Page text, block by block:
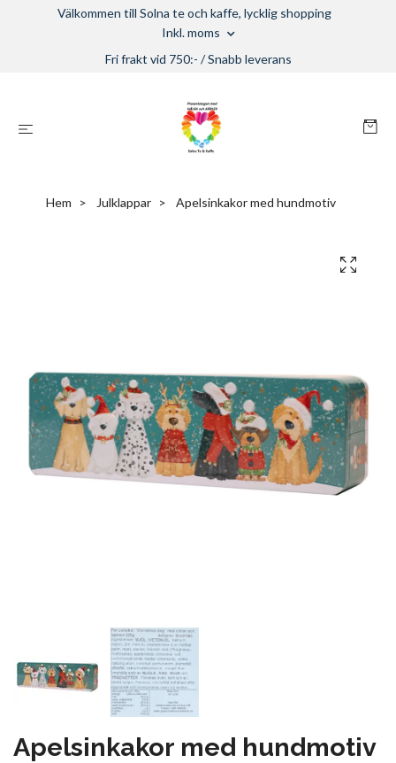
Välkommen till Solna te och kaffe, lycklig shopping
Inkl. moms
Fri frakt vid 750:- / Snabb leverans
Hem Julklappar Apelsinkakor med hundmotiv
Apelsinkakor med hundmotiv